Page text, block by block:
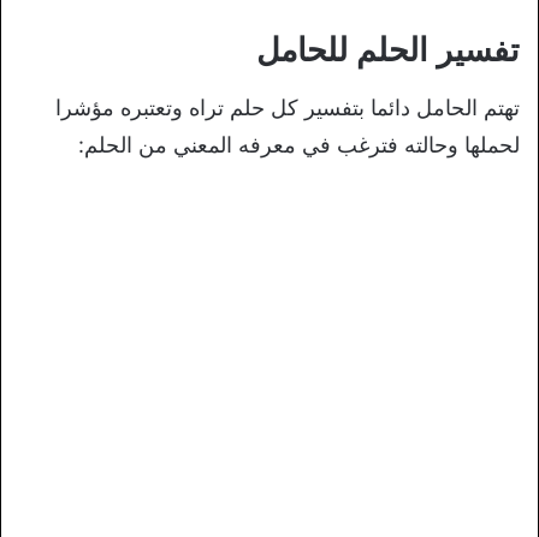
تفسير الحلم للحامل
تهتم الحامل دائما بتفسير كل حلم تراه وتعتبره مؤشرا
لحملها وحالته فترغب في معرفه المعني من الحلم: